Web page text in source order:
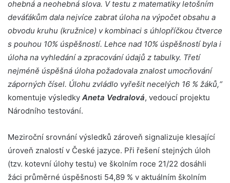
ohebná a neohebná slova. V testu z matematiky letošním
deváťákům dala nejvíce zabrat úloha na výpočet obsahu a
obvodu kruhu (kružnice) v kombinaci s úhlopříčkou čtverce
s pouhou 10% úspěšností. Lehce nad 10% úspěšností byla i
úloha na vyhledání a zpracování údajů z tabulky. Třetí
nejméně úspěšná úloha požadovala znalost umocňování
záporných čísel. Úlohu zvládlo vyřešit necelých 16 % žáků,“
komentuje výsledky Aneta Vedralová, vedoucí projektu
Národního testování.
Meziroční srovnání výsledků zároveň signalizuje klesající
úroveň znalostí v České jazyce. Při řešení stejných úloh
(tzv. kotevní úlohy testu) ve školním roce 21/22 dosáhli
žáci průměrné úspěšnosti 54,89 % v aktuálním školním